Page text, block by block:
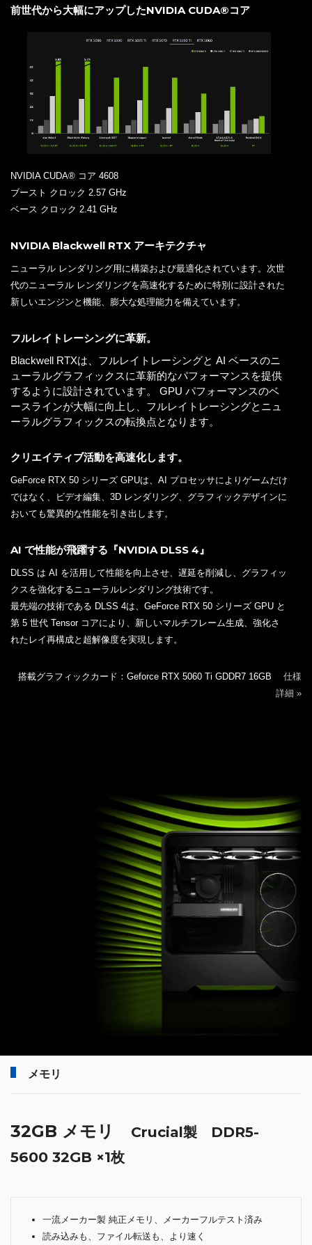
前世代から大幅にアップしたNVIDIA CUDA®コア
NVIDIA CUDA® コア 4608
ブースト クロック 2.57 GHz
ベース クロック 2.41 GHz
NVIDIA Blackwell RTX アーキテクチャ
ニューラル レンダリング用に構築および最適化されています。次世
代のニューラル レンダリングを高速化するために特別に設計された
新しいエンジンと機能、膨大な処理能力を備えています。
フルレイトレーシングに革新。
Blackwell RTXは、フルレイトレーシングと AI ベースのニ
ューラルグラフィックスに革新的なパフォーマンスを提供
するように設計されています。 GPU パフォーマンスのベ
ースラインが大幅に向上し、フルレイトレーシングとニュ
ーラルグラフィックスの転換点となります。
クリエイティブ活動を高速化します。
GeForce RTX 50 シリーズ GPUは、AI プロセッサによりゲームだけ
ではなく、ビデオ編集、3D レンダリング、グラフィックデザインに
おいても驚異的な性能を引き出します。
AI で性能が飛躍する『NVIDIA DLSS 4』
DLSS は AI を活用して性能を向上させ、遅延を削減し、グラフィッ
クスを強化するニューラルレンダリング技術です。
最先端の技術である DLSS 4は、GeForce RTX 50 シリーズ GPU と
第 5 世代 Tensor コアにより、新しいマルチフレーム生成、強化さ
れたレイ再構成と超解像度を実現します。
搭載グラフィックカード：Geforce RTX 5060 Ti GDDR7 16GB 仕様
詳細 »
メモリ
32GB メモリ
Crucial製 DDR5-
5600 32GB ×1枚
一流メーカー製 純正メモリ、メーカーフルテスト済み
読み込みも、ファイル転送も、より速く